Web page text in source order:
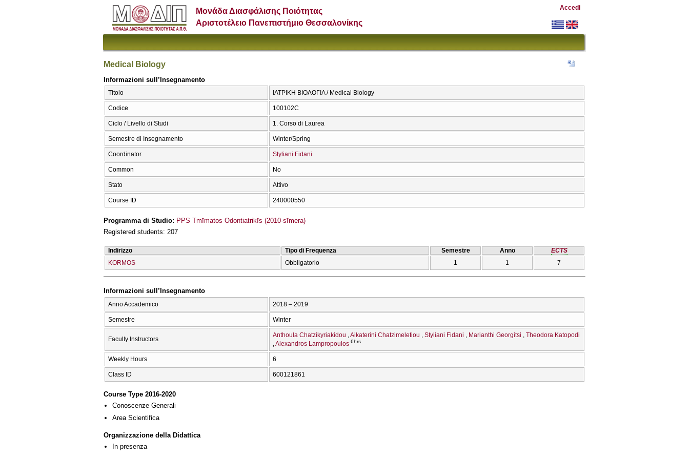
Μονάδα Διασφάλισης Ποιότητας
Αριστοτέλειο Πανεπιστήμιο Θεσσαλονίκης
Accedi
Medical Biology
Informazioni sull’Insegnamento
Titolo ΙΑΤΡΙΚΗ ΒΙΟΛΟΓΙΑ / Medical Biology
Codice 100102C
Ciclo / Livello di Studi 1. Corso di Laurea
Semestre di Insegnamento Winter/Spring
Coordinator Styliani Fidani
Common No
Stato Attivo
Course ID 240000550
Programma di Studio: PPS Tmīmatos Odontiatrikīs (2010-sīmera)
Registered students: 207
Indirizzo Tipo di Frequenza Semestre Anno
ECTS
KORMOS
Obbligatorio 1 1 7
Informazioni sull’Insegnamento
Anno Accademico 2018 – 2019
Semestre Winter
Faculty Instructors
Anthoula Chatzikyriakidou Aikaterini Chatzimeletiou Styliani Fidani Marianthi Georgitsi
Theodora Katopodi
Alexandros Lampropoulos 6hrs
Weekly Hours 6
Class ID 600121861
Course Type 2016-2020
Conoscenze Generali
Area Scientifica
Organizzazione della Didattica
In presenza